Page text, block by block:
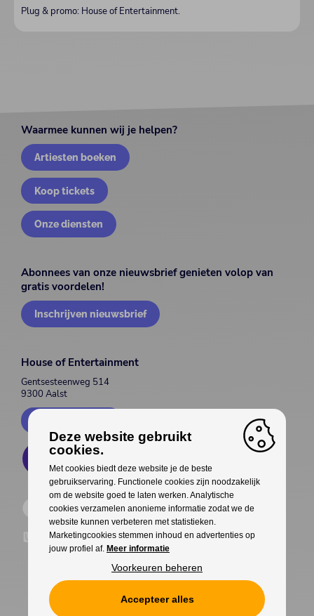
Plug & promo: House of Entertainment.
Waarmee kunnen wij je helpen?
Artiesten boeken
Koop tickets
Onze diensten
Abonnees van onze nieuwsbrief genieten volop van
gratis voordelen!
Inschrijven nieuwsbrief
House of Entertainment
Gentsesteenweg 514
9300 Aalst
Deze website gebruikt
cookies.
Met cookies biedt deze website je de beste
gebruikservaring. Functionele cookies zijn noodzakelijk
om de website goed te laten werken. Analytische
cookies verzamelen anonieme informatie zodat we de
website kunnen verbeteren met statistieken.
Marketingcookies stemmen inhoud en advertenties op
jouw profiel af. Meer informatie
Voorkeuren beheren
Accepteer alles